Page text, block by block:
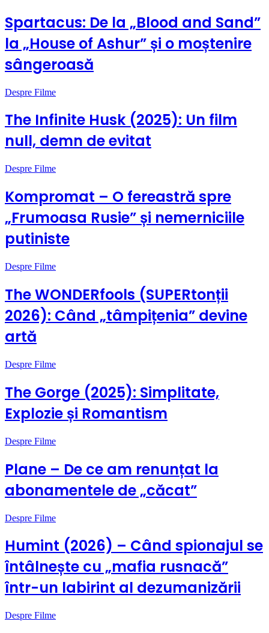
Spartacus: De la „Blood and Sand”
la „House of Ashur” și o moștenire
sângeroasă
Despre Filme
The Infinite Husk (2025): Un film
null, demn de evitat
Despre Filme
Kompromat – O fereastră spre
„Frumoasa Rusie” și nemerniciile
putiniste
Despre Filme
The WONDERfools (SUPERtonții
2026): Când „tâmpițenia” devine
artă
Despre Filme
The Gorge (2025): Simplitate,
Explozie și Romantism
Despre Filme
Plane – De ce am renunțat la
abonamentele de „căcat”
Despre Filme
Humint (2026) – Când spionajul se
întâlnește cu „mafia rusnacă”
într-un labirint al dezumanizării
Despre Filme